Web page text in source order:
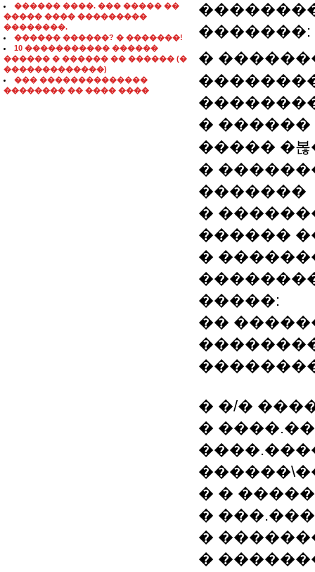
������ ����. ��� ����� ��
����� ���� ���������
��������.
������ ������? � �������!
10 ����������� ������
������ � ������ �� ������ (�
�������������)
��� ��������������
�������� �� ���� ����
�������:
�
� ������
����� �
�
�������
�
������
�
�����:
��
� �/�
�
� �
�
�
�